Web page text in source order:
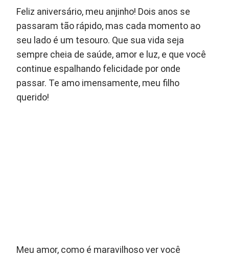
Feliz aniversário, meu anjinho! Dois anos se
passaram tão rápido, mas cada momento ao
seu lado é um tesouro. Que sua vida seja
sempre cheia de saúde, amor e luz, e que você
continue espalhando felicidade por onde
passar. Te amo imensamente, meu filho
querido!
Meu amor, como é maravilhoso ver você